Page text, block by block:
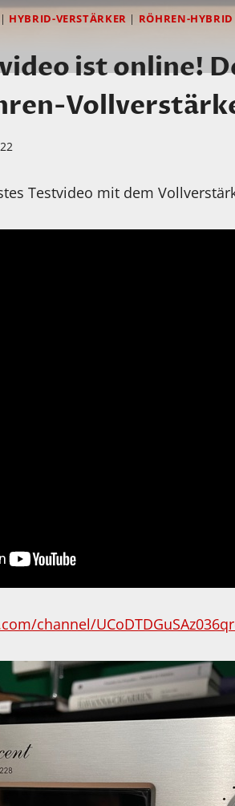
| HYBRID-VERSTÄRKER | RÖHREN-HYBRID
ist online!
Testvideo mit dem
channel/